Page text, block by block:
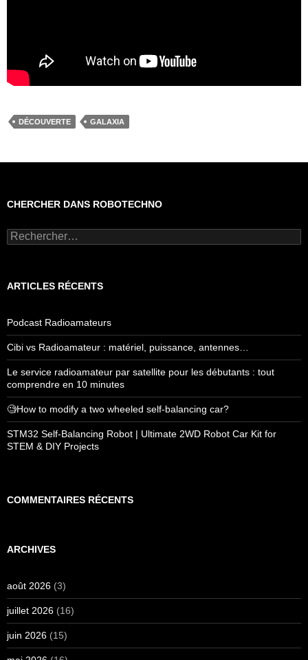
DÉCOUVERTE GALAXIA
CHERCHER DANS ROBOTECHNO
Rechercher :
ARTICLES RÉCENTS
Podcast Radioamateurs
Cibi vs Radioamateur : matériel, puissance, antennes…
Le service radioamateur par satellite pour les débutants : tout
comprendre en 10 minutes
🧐How to modify a two wheeled self-balancing car?
STM32 Self-Balancing Robot | Ultimate 2WD Robot Car Kit for
STEM & DIY Projects
COMMENTAIRES RÉCENTS
ARCHIVES
août 2026 (3)
juillet 2026 (16)
juin 2026 (15)